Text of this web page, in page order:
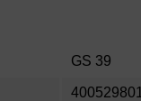
GS 39